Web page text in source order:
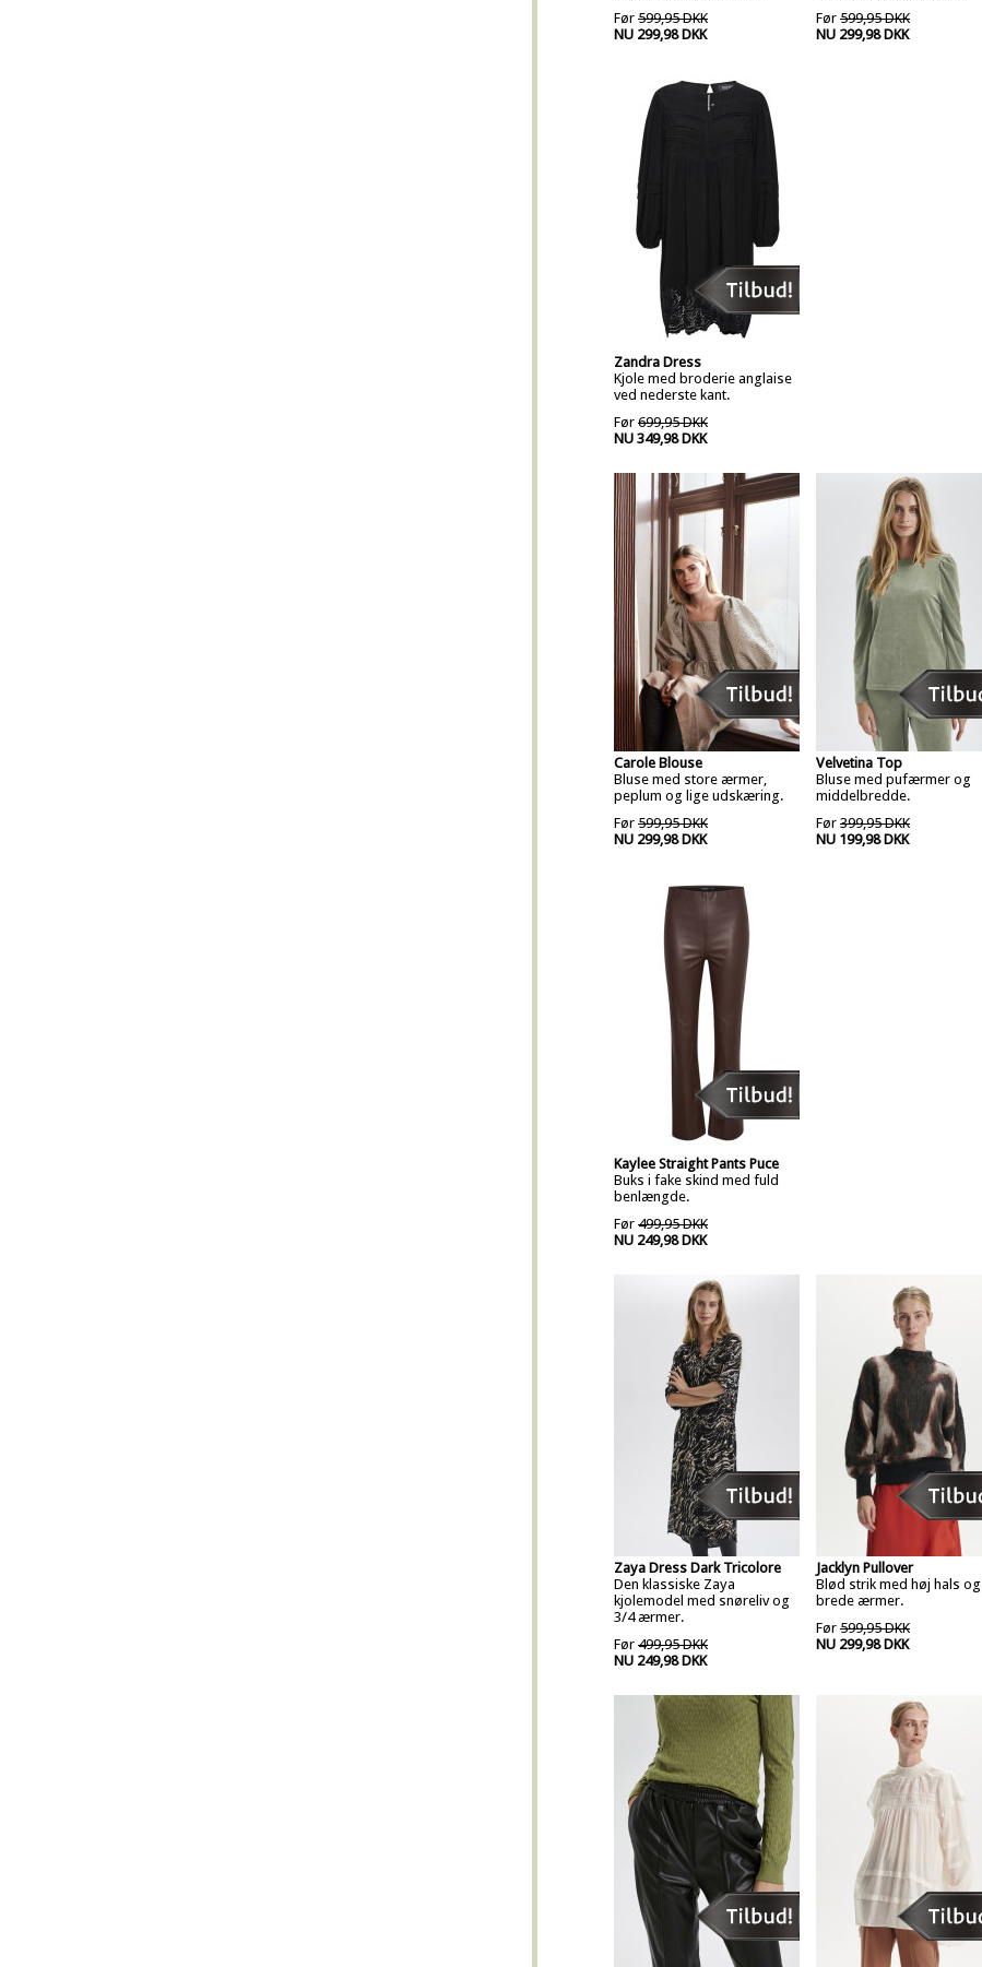
Før 599,95 DKK
NU 299,98 DKK
Før 599,95 DKK
NU 299,98 DKK
Zandra Dress
Kjole med broderie anglaise
ved nederste kant.
Før 699,95 DKK
NU 349,98 DKK
Carole Blouse
Bluse med store ærmer,
peplum og lige udskæring.
Før 599,95 DKK
NU 299,98 DKK
Velvetina Top
Bluse med pufærmer og
middelbredde.
Før 399,95 DKK
NU 199,98 DKK
Kaylee Straight Pants Puce
Buks i fake skind med fuld
benlængde.
Før 499,95 DKK
NU 249,98 DKK
Zaya Dress Dark Tricolore
Den klassiske Zaya
kjolemodel med snøreliv og
3/4 ærmer.
Før 499,95 DKK
NU 249,98 DKK
Jacklyn Pullover
Blød strik med høj hals og
brede ærmer.
Før 599,95 DKK
NU 299,98 DKK